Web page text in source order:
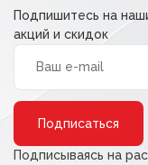
Подпишитесь на
акций и скидок
Подписываясь на